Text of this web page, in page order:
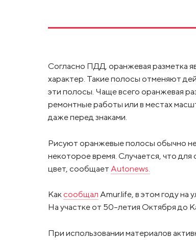
Согласно ПДД, оранжевая разметка
характер. Такие полосы отменяют
эти полосы. Чаще всего оранжевая
ремонтные работы или в местах
даже перед знаками.
Рисуют оранжевые полосы обычно
некоторое время. Случается, что
цвет, сообщает Autonews.
Каксообщал Amur.life, в этом году
На участке от 50-летия Октября до
При использовании материалов